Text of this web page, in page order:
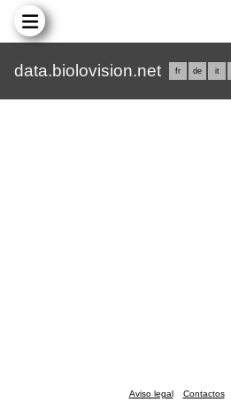
data.biolovision.net fr de it
Aviso legal Contactos